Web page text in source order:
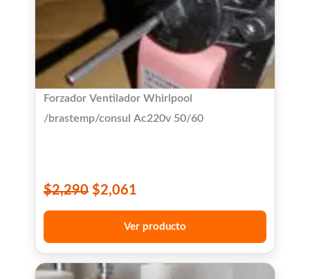
Forzador Ventilador Whirlpool
/brastemp/consul Ac220v 50/60
$2,290 $2,061
Ver producto